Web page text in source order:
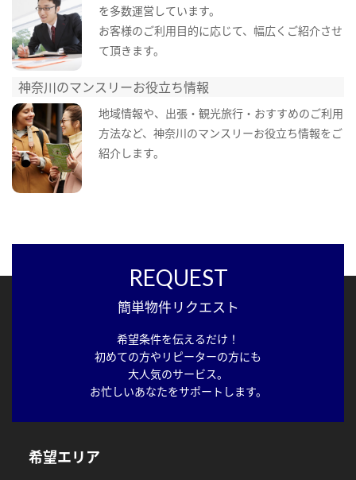
を多数運営しています。
お客様のご利用目的に応じて、幅広くご紹介させ
て頂きます。
神奈川のマンスリーお役立ち情報
地域情報や、出張・観光旅行・おすすめのご利用
方法など、神奈川のマンスリーお役立ち情報をご
紹介します。
REQUEST
簡単物件リクエスト
希望条件を伝えるだけ！
初めての方やリピーターの方にも
大人気のサービス。
お忙しいあなたをサポートします。
希望エリア